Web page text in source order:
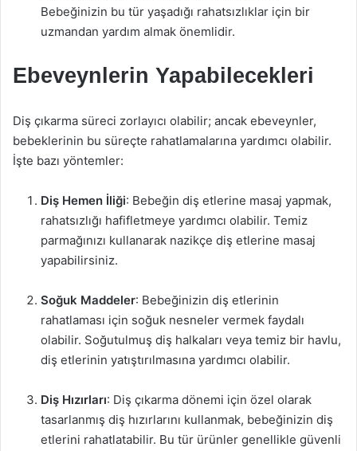
Bebeğinizin bu tür yaşadığı rahatsızlıklar için bir
uzmandan yardım almak önemlidir.
Ebeveynlerin Yapabilecekleri
Diş çıkarma süreci zorlayıcı olabilir; ancak ebeveynler,
bebeklerinin bu süreçte rahatlamalarına yardımcı olabilir.
İşte bazı yöntemler:
Diş Hemen İliği: Bebeğin diş etlerine masaj yapmak,
rahatsızlığı hafifletmeye yardımcı olabilir. Temiz
parmağınızı kullanarak nazikçe diş etlerine masaj
yapabilirsiniz.
Soğuk Maddeler: Bebeğinizin diş etlerinin
rahatlaması için soğuk nesneler vermek faydalı
olabilir. Soğutulmuş diş halkaları veya temiz bir havlu,
diş etlerinin yatıştırılmasına yardımcı olabilir.
Diş Hızırları: Diş çıkarma dönemi için özel olarak
tasarlanmış diş hızırlarını kullanmak, bebeğinizin diş
etlerini rahatlatabilir. Bu tür ürünler genellikle güvenli